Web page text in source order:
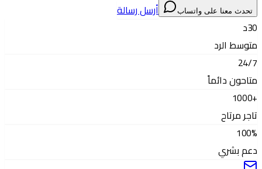
تحدث معنا على واتساب
أرسل رسالة
30د
متوسط الرد
24/7
متاحون دائماً
+1000
تاجر مرتاح
100%
دعم بشري